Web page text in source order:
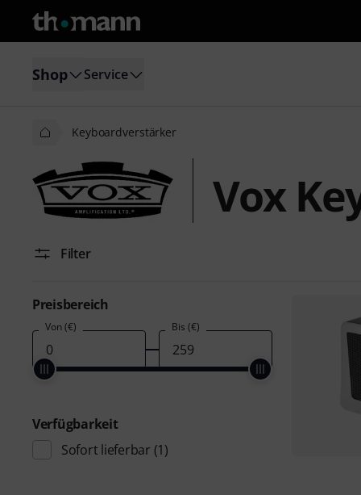
Shop Service
Keyboardverstärker
Vox
Filter
Preisbereich
Von (€) Bis (€)
Verfügbarkeit
Sofort lieferbar (1)